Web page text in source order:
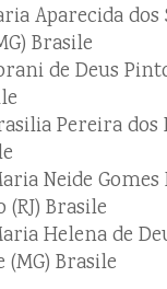
Aparecida dos
Brasile
de Deus
Pereira dos
Neide
(RJ) Brasile
Helena de
Brasile